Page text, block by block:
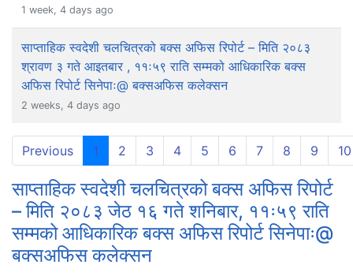
1 week, 4 days ago
साप्ताहिक स्वदेशी चलचित्रको बक्स अफिस रिपोर्ट – मिति २०८३
श्रावण ३ गते आइतबार , ११ः५९ राति सम्मको आधिकारिक बक्स
अफिस रिपोर्ट सिनेपाः@ बक्सअफिस कलेक्सन
2 weeks, 4 days ago
Previous 1 (current)
2 3 4 5 6 7 8 9 10
साप्ताहिक स्वदेशी चलचित्रको बक्स अफिस रिपोर्ट
– मिति २०८३ जेठ १६ गते शनिबार, ११ः५९ राति
सम्मको आधिकारिक बक्स अफिस रिपोर्ट सिनेपाः@
बक्सअफिस कलेक्सन